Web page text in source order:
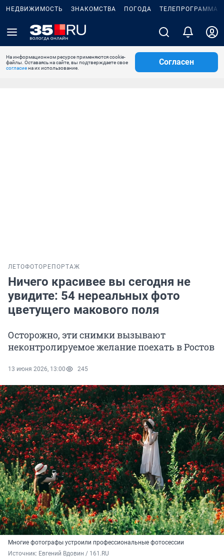
НЕДВИЖИМОСТЬ ЗНАКОМСТВА ПОГОДА ТЕЛЕПРОГРАММА
На информационном ресурсе применяются cookie-
файлы. Оставаясь на сайте, вы подтверждаете свое
согласиена их использование.
Согласен
ЛЕТОФОТОРЕПОРТАЖ
Ничего красивее вы сегодня не
увидите: 54 нереальных фото
цветущего макового поля
Осторожно, эти снимки вызывают
неконтролируемое желание поехать в Ростов
13 июня 2026, 13:00 245
Многие фотографы устроили профессиональные фотосессии
Источник: Евгений Вдовин / 161.RU